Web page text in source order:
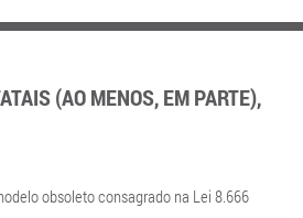
(AO MENOS, EM PARTE),
obsoleto consagrado na Lei 8.666